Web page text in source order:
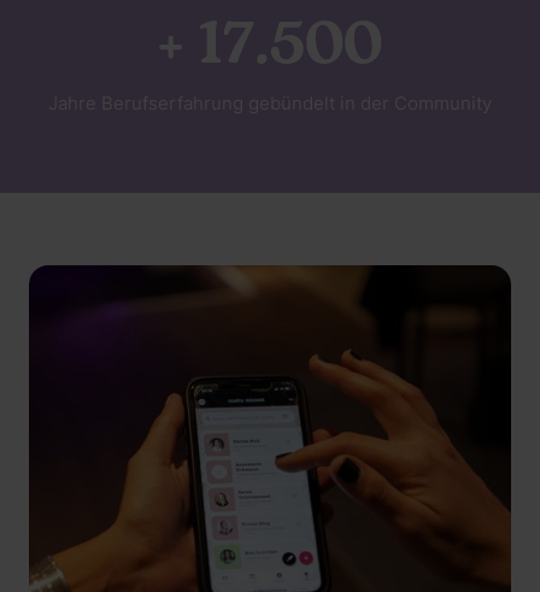
+ 17.500
Jahre Berufserfahrung gebündelt in der Community